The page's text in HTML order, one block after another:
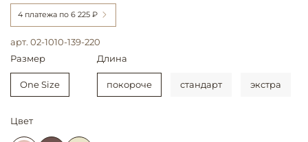
арт. 02-1010-139-220
4 платежа по 6 225 ₽
Размер
One Size
Длина
покороче стандарт экстра
Цвет